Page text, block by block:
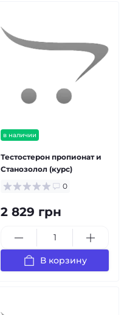
в наличии
Тестостерон пропионат и
Станозолол (курс)
0
2 829 грн
В корзину